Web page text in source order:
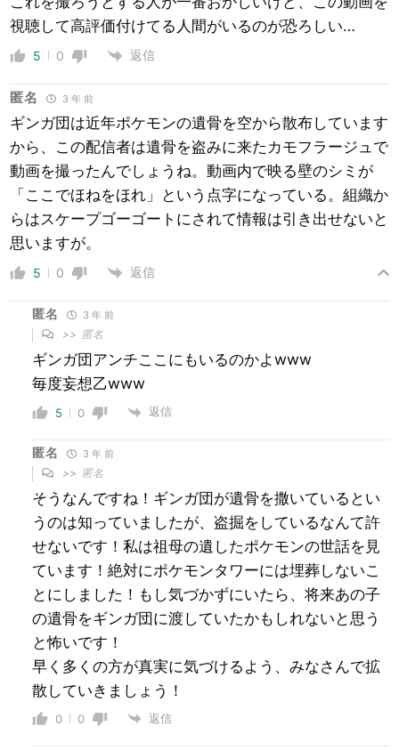
視聴して高評価付けてる人間がいるのが恐ろしい…
5 0 返信
匿名 3 年 前
ギンガ団は近年ポケモンの遺骨を空から散布しています
から、この配信者は遺骨を盗みに来たカモフラージュで
動画を撮ったんでしょうね。動画内で映る壁のシミが
「ここでほねをほれ」という点字になっている。組織か
らはスケープゴーゴートにされて情報は引き出せないと
思いますが。
5 0 返信
匿名 3 年 前
>> 匿名
ギンガ団アンチここにもいるのかよwww
毎度妄想乙www
5 0 返信
匿名 3 年 前
>> 匿名
そうなんですね！ギンガ団が遺骨を撒いているとい
うのは知っていましたが、盗掘をしているなんて許
せないです！私は祖母の遺したポケモンの世話を見
ています！絶対にポケモンタワーには埋葬しないこ
とにしました！もし気づかずにいたら、将来あの子
の遺骨をギンガ団に渡していたかもしれないと思う
と怖いです！
早く多くの方が真実に気づけるよう、みなさんで拡
散していきましょう！
0 0 返信